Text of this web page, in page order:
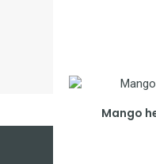
Mango